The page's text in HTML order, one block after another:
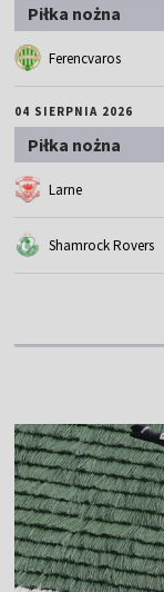
Piłka nożna
Ferencvaros
04 SIERPNIA 2026
Piłka nożna
Larne
Shamrock Rovers